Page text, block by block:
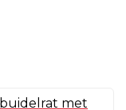
met